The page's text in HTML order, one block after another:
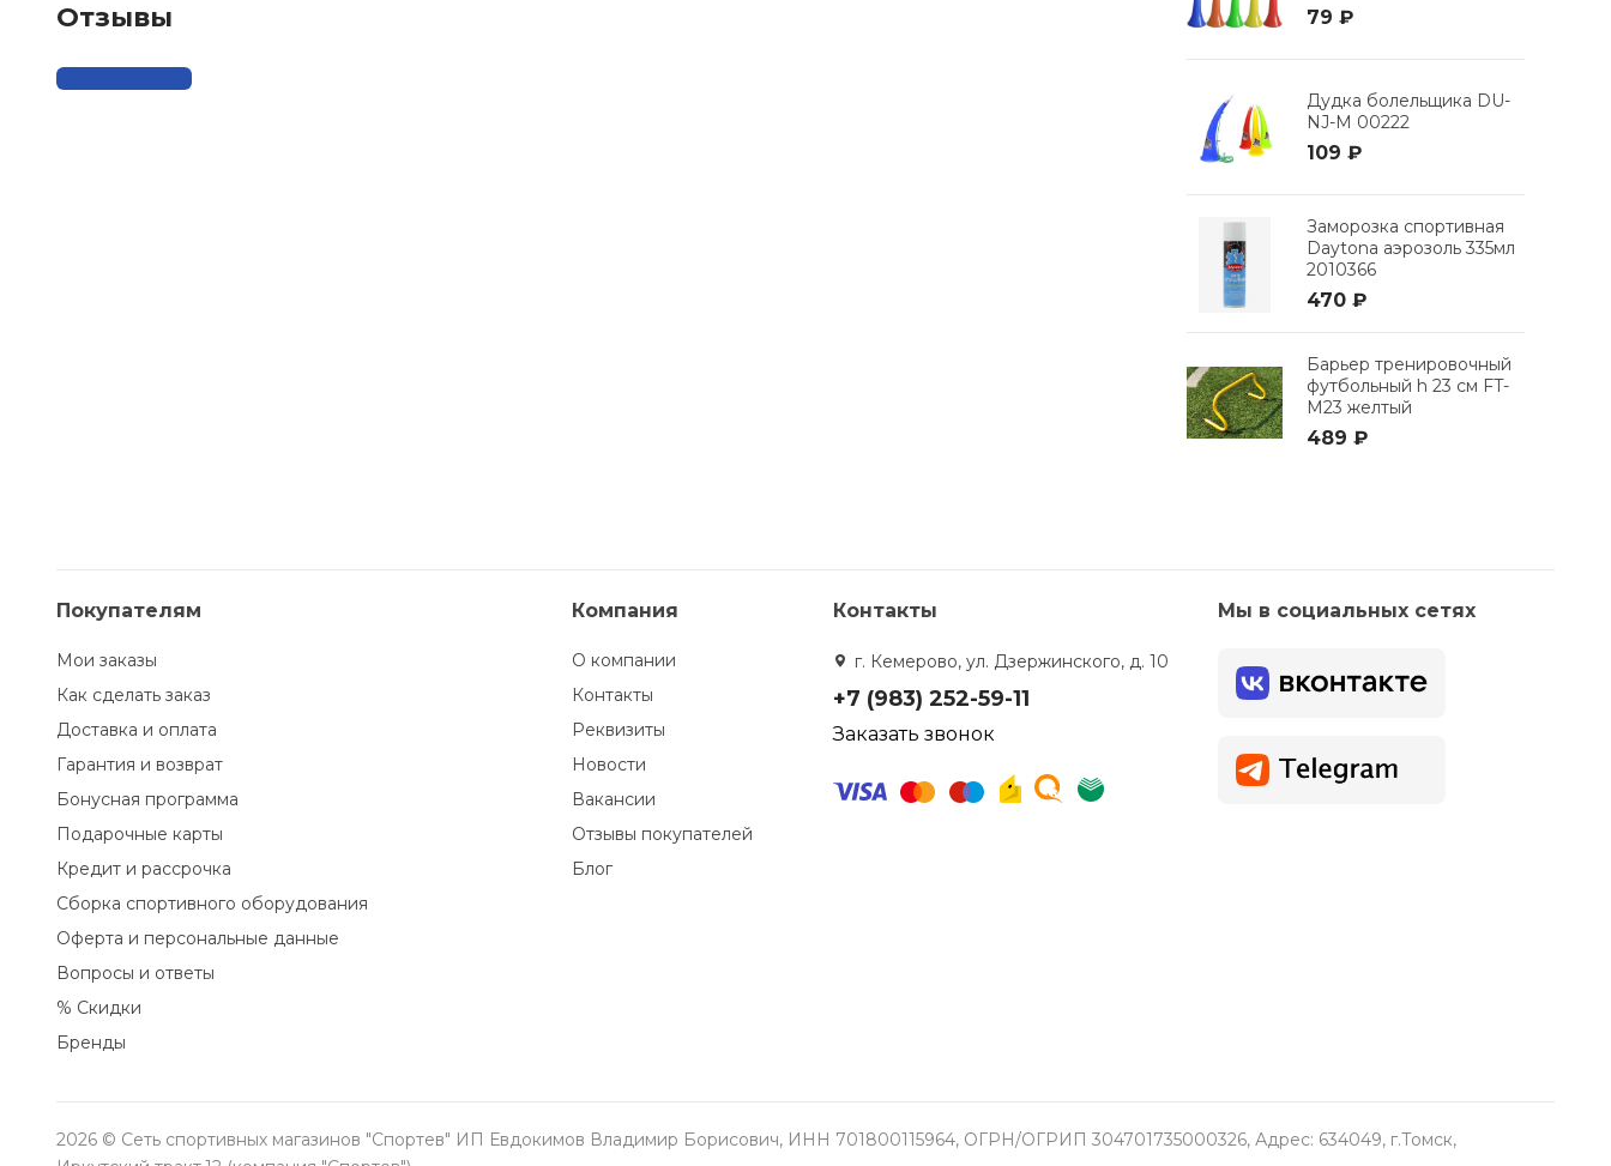
Отзывы 79 ₽
Дудка болельщика DU-
NJ-M 00222
109 ₽
Заморозка спортивная
Daytona аэрозоль 335мл
2010366
470 ₽
Барьер тренировочный
футбольный h 23 см FT-
M23 желтый
489 ₽
Покупателям
Мои заказы
Как сделать заказ
Доставка и оплата
Гарантия и возврат
Бонусная программа
Подарочные карты
Кредит и рассрочка
Сборка спортивного оборудования
Оферта и персональные данные
Вопросы и ответы
% Скидки
Бренды
Компания
О компании
Контакты
Реквизиты
Новости
Вакансии
Отзывы покупателей
Блог
Контакты
г. Кемерово, ул. Дзержинского, д. 10
+7 (983) 252-59-11
Заказать звонок
Мы в социальных сетях
2026 © Сеть спортивных магазинов "Спортев" ИП Евдокимов Владимир Борисович, ИНН 701800115964, ОГРН/ОГРИП 304701735000326, Адрес: 634049, г.Томск,